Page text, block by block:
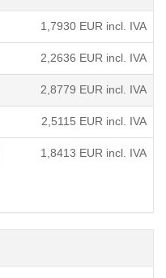
1,7930 EUR incl. IVA
2,2636 EUR incl. IVA
2,8779 EUR incl. IVA
2,5115 EUR incl. IVA
1,8413 EUR incl. IVA